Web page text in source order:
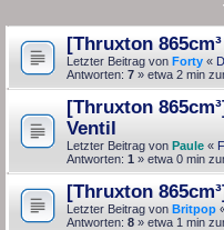
[Thruxton
Letzter Beitrag von Forty «
Antworten: 7 » etwa 2 min
[Thruxton
Ventil
Letzter Beitrag von Paule «
Antworten: 1 » etwa 0 min
[Thruxton
Letzter Beitrag von Britpop
Antworten: 8 » etwa 1 min